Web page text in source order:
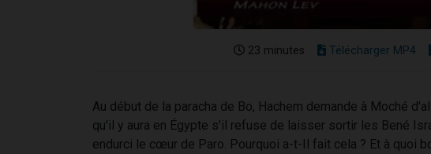
23 minutes Télécharger MP4
Au début de la paracha de Bo, Hachem demande à Moché
qu'il y aura en Égypte s'il refuse de laisser sortir les Bené
endurci le cœur de Paro. Pourquoi a-t-Il fait cela ? Et à quoi